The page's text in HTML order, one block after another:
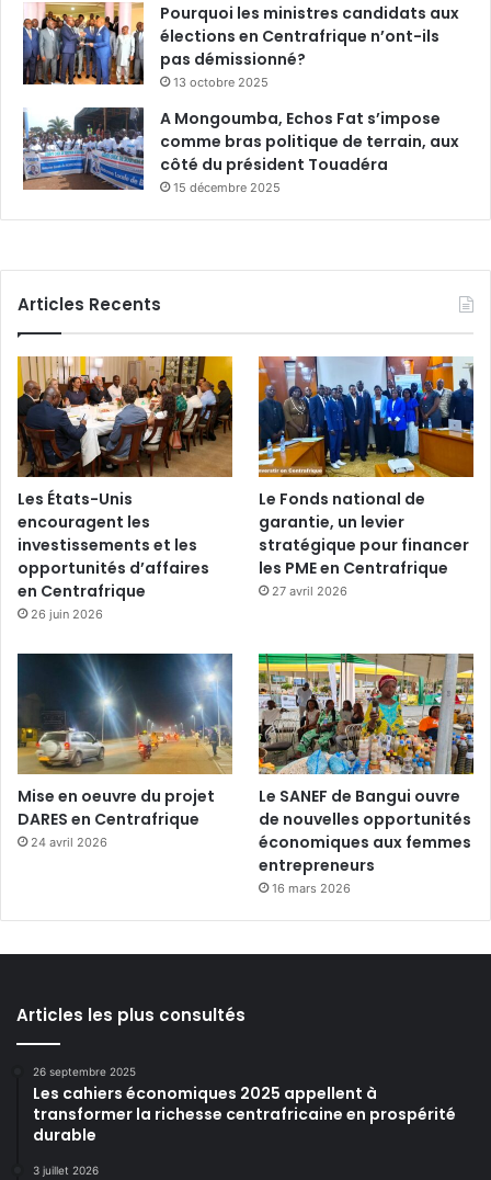
Pourquoi les ministres candidats aux
élections en Centrafrique n’ont-ils
pas démissionné?
13 octobre 2025
A Mongoumba, Echos Fat s’impose
comme bras politique de terrain, aux
côté du président Touadéra
15 décembre 2025
Articles Recents
Les États-Unis
encouragent les
investissements et les
opportunités d’affaires
en Centrafrique
26 juin 2026
Le Fonds national de
garantie, un levier
stratégique pour financer
les PME en Centrafrique
27 avril 2026
Mise en oeuvre du projet
DARES en Centrafrique
24 avril 2026
Le SANEF de Bangui ouvre
de nouvelles opportunités
économiques aux femmes
entrepreneurs
16 mars 2026
Articles les plus consultés
26 septembre 2025
Les cahiers économiques 2025 appellent à
transformer la richesse centrafricaine en prospérité
durable
3 juillet 2026